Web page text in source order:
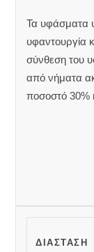
Τα υφάσματα
υφαντουργία
σύνθεση του
από νήματα
ποσοστό 30%
ΔΙΆΣΤΑΣΗ